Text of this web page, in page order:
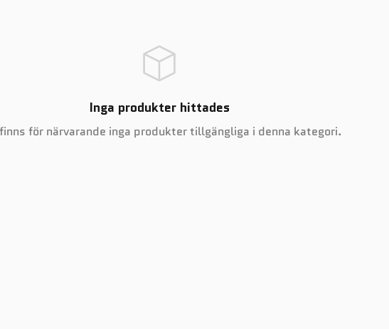
Inga produkter hittades
för närvarande inga produkter tillgängliga i denna kategori.